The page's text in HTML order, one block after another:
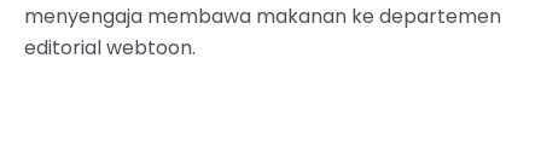
menyengaja membawa makanan ke departemen
editorial webtoon.